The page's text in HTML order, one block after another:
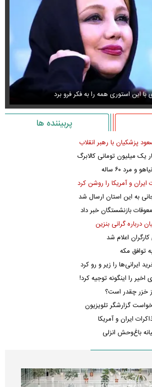
این استوری همه را به فکر فرو برد
پربیننده ها
پزشکیان با رهبر انقلاب
یک میلیون تومانی کالابرگ
مرد ۶۰ ساله
و آمریکا را روشن کرد
به این استان ارسال شد
بازنشستگان خبر داد
درباره گرانی بنزین
اعلام شد
توافق مکه
ایرانی‌ها را زیر و رو کرد
را اینگونه توجیه کرد!
خزر چقدر است؟
گزارشگر تلویزیون
ایران و آمریکا
باغ‌وحش انزلی